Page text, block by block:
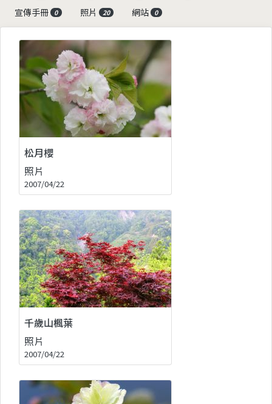
宣傳手冊 0 照片 20 網站 0
松月櫻
照片
2007/04/22
千歲山楓葉
照片
2007/04/22